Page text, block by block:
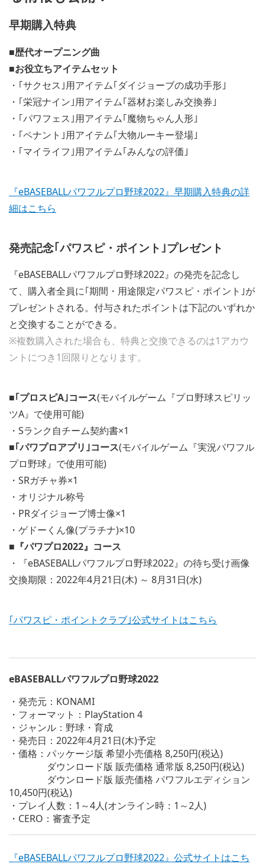
早期購入特典
■歴代オープニング曲
■お役立ちアイテムセット
・｢サクセス｣用アイテム｢ダイジョーブの成功手形｣
・｢栄冠ナイン｣用アイテム｢器材お楽しみ交換券｣
・｢パワフェス｣用アイテム｢魔物ちゃん人形｣
・｢ペナント｣用アイテム｢大物ルーキー登場｣
・｢マイライフ｣用アイテム｢みんなの評価｣
『eBASEBALLパワフルプロ野球2022』早期購入特典の詳
細はこちら
発売記念｢パワスピ・ポイント｣プレゼント
『eBASEBALLパワフルプロ野球2022』の発売を記念し
て、購入者全員に｢期間・用途限定パワスピ・ポイント｣が
プレゼントされる。付与されたポイントは下記のいずれか
と交換することができる。
※複数購入された場合も、特典と交換できるのは1アカウ
ントにつき1回限りとなります。
■｢プロスピA｣コース(モバイルゲーム『プロ野球スピリッ
ツA』で使用可能)
・Sランク自チーム契約書×1
■｢パワプロアプリ｣コース(モバイルゲーム『実況パワフル
プロ野球』で使用可能)
・SRガチャ券×1
・オリジナル称号
・PRダイジョーブ博士像×1
・ゲドーくん像(プラチナ)×10
■『パワプロ2022』コース
・『eBASEBALLパワフルプロ野球2022』の待ち受け画像
交換期限：2022年4月21日(木) ～ 8月31日(水)
｢パワスピ・ポイントクラブ｣公式サイトはこちら
eBASEBALLパワフルプロ野球2022
・発売元：KONAMI
・フォーマット：PlayStation 4
・ジャンル：野球・育成
・発売日：2022年4月21日(木)予定
・価格：パッケージ版 希望小売価格 8,250円(税込)
ダウンロード版 販売価格 通常版 8,250円(税込)
ダウンロード版 販売価格 パワフルエディション
10,450円(税込)
・プレイ人数：1～4人(オンライン時：1～2人)
・CERO：審査予定
『eBASEBALLパワフルプロ野球2022』公式サイトはこち